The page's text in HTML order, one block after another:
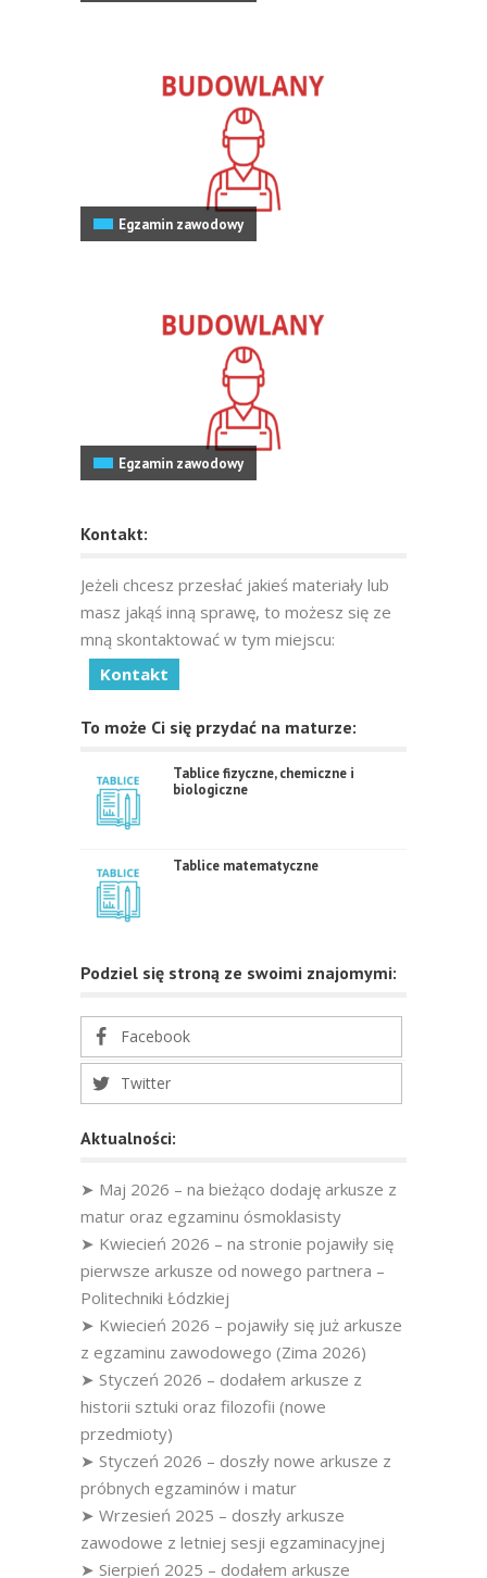
Egzamin zawodowy
Egzamin zawodowy
Kontakt:
Jeżeli chcesz przesłać jakieś materiały lub
masz jakąś inną sprawę, to możesz się ze
mną skontaktować w tym miejscu:
Kontakt
To może Ci się przydać na maturze:
Tablice fizyczne, chemiczne i
biologiczne
Tablice matematyczne
Podziel się stroną ze swoimi znajomymi:
Facebook
Twitter
Aktualności:
➤ Maj 2026 – na bieżąco dodaję arkusze z
matur oraz egzaminu ósmoklasisty
➤ Kwiecień 2026 – na stronie pojawiły się
pierwsze arkusze od nowego partnera –
Politechniki Łódzkiej
➤ Kwiecień 2026 – pojawiły się już arkusze
z egzaminu zawodowego (Zima 2026)
➤ Styczeń 2026 – dodałem arkusze z
historii sztuki oraz filozofii (nowe
przedmioty)
➤ Styczeń 2026 – doszły nowe arkusze z
próbnych egzaminów i matur
➤ Wrzesień 2025 – doszły arkusze
zawodowe z letniej sesji egzaminacyjnej
➤ Sierpień 2025 – dodałem arkusze